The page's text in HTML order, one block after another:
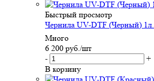
Быстрый просмотр
Чернила UV-DTF (Черный) 1л.
Много
6 200 руб./шт
-
+
В корзину